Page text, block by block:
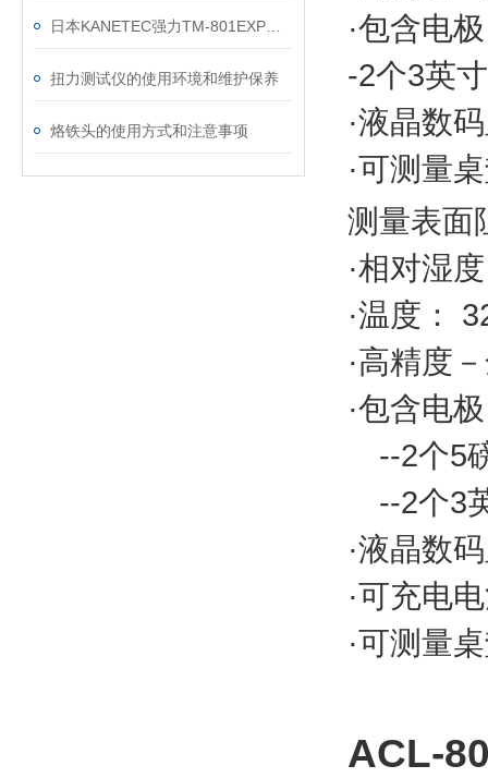
扭力测试仪的使用环境和维护保养
烙铁头的使用方式和注意事项
·包含电
-2个3英
·液晶数
·可测量
测量表面
·相对湿
·温度：
·高精度
·包含电
--2个5
--2个3
·液晶数
·可充电
·可测量
ACL-